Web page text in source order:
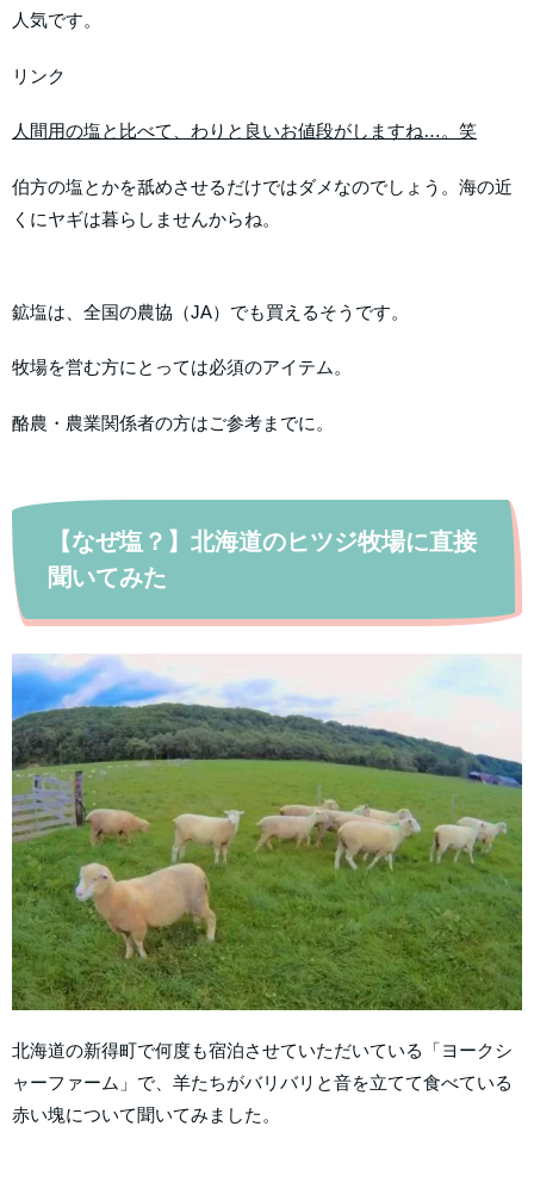
人気です。
リンク
人間用の塩と比べて、わりと良いお値段がしますね…。笑
伯方の塩とかを舐めさせるだけではダメなのでしょう。海の近
くにヤギは暮らしませんからね。
鉱塩は、全国の農協（JA）でも買えるそうです。
牧場を営む方にとっては必須のアイテム。
酪農・農業関係者の方はご参考までに。
【なぜ塩？】北海道のヒツジ牧場に直接
聞いてみた
北海道の新得町で何度も宿泊させていただいている「ヨークシ
ャーファーム」で、羊たちがバリバリと音を立てて食べている
赤い塊について聞いてみました。